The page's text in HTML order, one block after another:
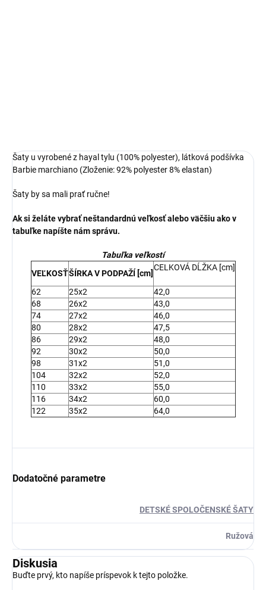
Šaty u vyrobené z hayal tylu (100% polyester), látková podšívka
Barbie marchiano (Zloženie: 92% polyester 8% elastan)
Šaty by sa mali prať ručne!
Ak si želáte vybrať neštandardnú veľkosť alebo väčšiu ako v
tabuľke napíšte nám správu.
Tabuľka veľkostí
VEĽKOSŤŠÍRKA V PODPAŽÍ [cm]
CELKOVÁ DĹŽKA [cm]
62 25x2
42,0
68
26x2
43,0
74
27x2
46,0
80
28x2
47,5
86
29x2
48,0
92
30x2
50,0
98
31x2
51,0
104
32x2
52,0
110
33x2
55,0
116
34x2
60,0
122
35x2 64,0
Dodatočné parametre
DETSKÉ SPOLOČENSKÉ ŠATY
Ružová
Diskusia
Buďte prvý, kto napíše príspevok k tejto položke.